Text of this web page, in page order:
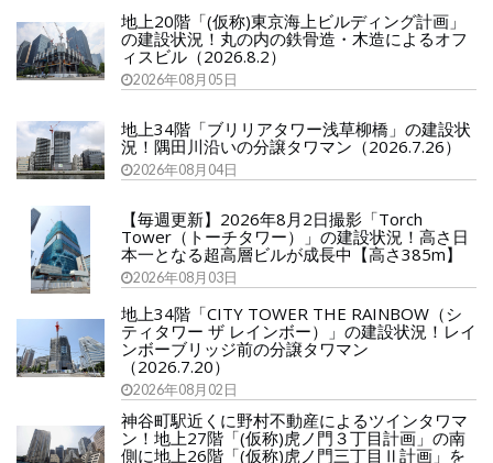
地上20階「(仮称)東京海上ビルディング計画」
の建設状況！丸の内の鉄骨造・木造によるオフ
ィスビル（2026.8.2）
2026年08月05日
地上34階「ブリリアタワー浅草柳橋」の建設状
況！隅田川沿いの分譲タワマン（2026.7.26）
2026年08月04日
【毎週更新】2026年8月2日撮影「Torch
Tower（トーチタワー）」の建設状況！高さ日
本一となる超高層ビルが成長中【高さ385m】
2026年08月03日
地上34階「CITY TOWER THE RAINBOW（シ
ティタワー ザ レインボー）」の建設状況！レイ
ンボーブリッジ前の分譲タワマン
（2026.7.20）
2026年08月02日
神谷町駅近くに野村不動産によるツインタワマ
ン！地上27階「(仮称)虎ノ門３丁目計画」の南
側に地上26階「(仮称)虎ノ門三丁目Ⅱ計画」を